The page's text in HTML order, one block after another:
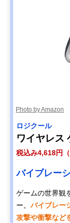
Photo by Amazon
ロジクール
ワイヤレス
税込み4,618円
バイブレー
ゲームの世界観
ー。 バイブレー
攻撃や衝撃など